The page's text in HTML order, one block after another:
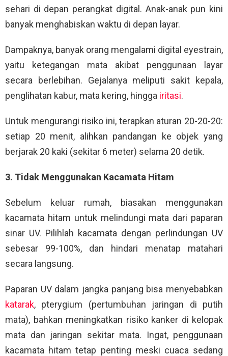
sehari di depan perangkat digital. Anak-anak pun kini
banyak menghabiskan waktu di depan layar.
Dampaknya, banyak orang mengalami digital eyestrain,
yaitu ketegangan mata akibat penggunaan layar
secara berlebihan. Gejalanya meliputi sakit kepala,
penglihatan kabur, mata kering, hingga iritasi.
Untuk mengurangi risiko ini, terapkan aturan 20-20-20:
setiap 20 menit, alihkan pandangan ke objek yang
berjarak 20 kaki (sekitar 6 meter) selama 20 detik.
3. Tidak Menggunakan Kacamata Hitam
Sebelum keluar rumah, biasakan menggunakan
kacamata hitam untuk melindungi mata dari paparan
sinar UV. Pilihlah kacamata dengan perlindungan UV
sebesar 99-100%, dan hindari menatap matahari
secara langsung.
Paparan UV dalam jangka panjang bisa menyebabkan
katarak, pterygium (pertumbuhan jaringan di putih
mata), bahkan meningkatkan risiko kanker di kelopak
mata dan jaringan sekitar mata. Ingat, penggunaan
kacamata hitam tetap penting meski cuaca sedang